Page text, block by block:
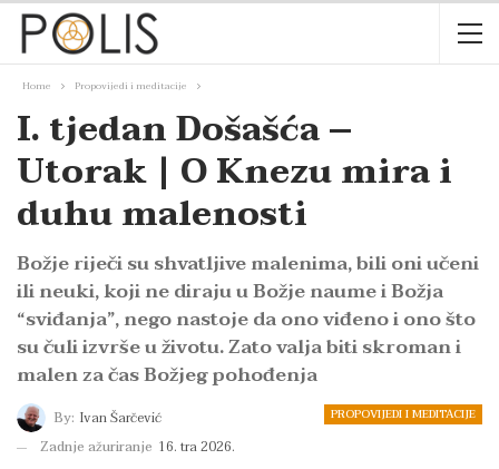
Home Propovijedi i meditacije
I. tjedan Došašća –
Utorak | O Knezu mira i
duhu malenosti
Božje riječi su shvatljive malenima, bili oni učeni
ili neuki, koji ne diraju u Božje naume i Božja
“sviđanja”, nego nastoje da ono viđeno i ono što
su čuli izvrše u životu. Zato valja biti skroman i
malen za čas Božjeg pohođenja
PROPOVIJEDI I MEDITACIJE
By: Ivan Šarčević
Zadnje ažuriranje 16. tra 2026.